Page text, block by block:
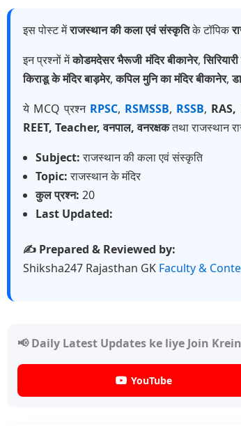
इस पोस्ट मेंराजस्थान की कला एवं संस्कृतिके टॉपिक
इन प्रश्नों मेंकोडमदेसर भैरूजी मंदिर बीकानेर,
किराडू के मंदिर बाड़मेर,कपिल मुनि का मंदिर बीकानेर,
ये MCQ प्रश्न RPSC, RSMSSB, RSSB,
REET, Teacher, वनपाल, वनरक्षकतथा राजस्थान
Subject:राजस्थान की कला एवं संस्कृति
Topic:राजस्थान के मंदिर
कुल प्रश्न: 20
Last Updated:
✍️ Prepared & Reviewed by:
Shiksha247 Rajasthan GK Faculty &
📢 Daily Latest Updates ke liye Join
YouTube